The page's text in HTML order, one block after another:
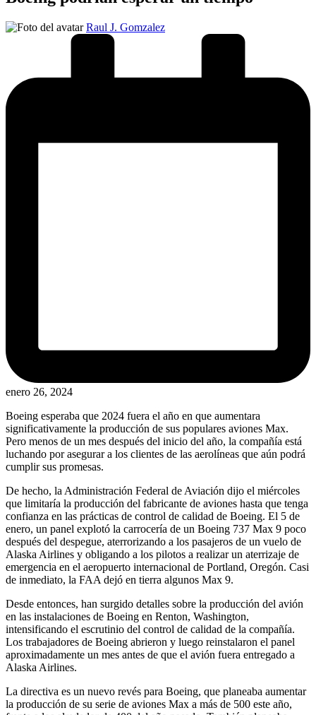
Publicado
Raul J. Gomzalez
enero 26, 2024
Boeing esperaba que 2024 fuera el año en que aumentara
significativamente la producción de sus populares aviones Max.
Pero menos de un mes después del inicio del año, la compañía está
luchando por asegurar a los clientes de las aerolíneas que aún podrá
cumplir sus promesas.
De hecho, la Administración Federal de Aviación dijo el miércoles
que limitaría la producción del fabricante de aviones hasta que tenga
confianza en las prácticas de control de calidad de Boeing. El 5 de
enero, un panel explotó la carrocería de un Boeing 737 Max 9 poco
después del despegue, aterrorizando a los pasajeros de un vuelo de
Alaska Airlines y obligando a los pilotos a realizar un aterrizaje de
emergencia en el aeropuerto internacional de Portland, Oregón. Casi
de inmediato, la FAA dejó en tierra algunos Max 9.
Desde entonces, han surgido detalles sobre la producción del avión
en las instalaciones de Boeing en Renton, Washington,
intensificando el escrutinio del control de calidad de la compañía.
Los trabajadores de Boeing abrieron y luego reinstalaron el panel
aproximadamente un mes antes de que el avión fuera entregado a
Alaska Airlines.
La directiva es un nuevo revés para Boeing, que planeaba aumentar
la producción de su serie de aviones Max a más de 500 este año,